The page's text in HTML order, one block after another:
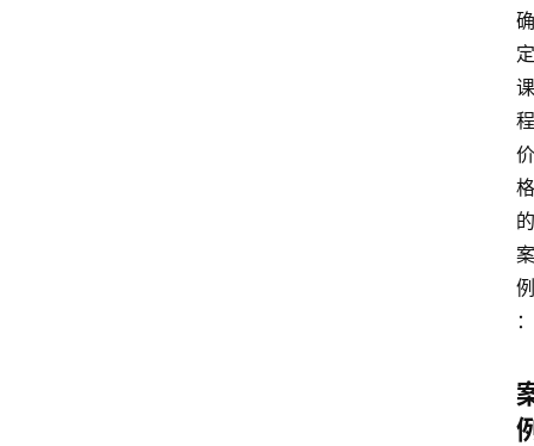
确
定
课
程
价
格
的
案
例
：